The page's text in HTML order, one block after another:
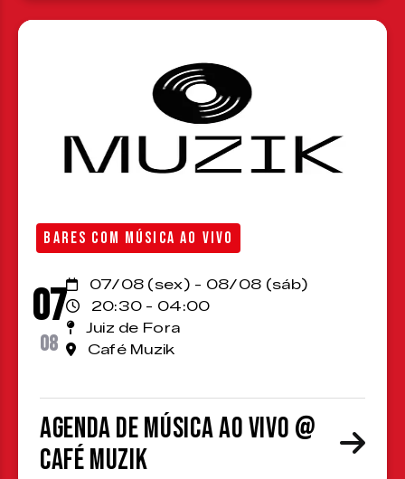
BARES COM MÚSICA AO VIVO
07
08
07/08 (sex) - 08/08 (sáb)
20:30 - 04:00
Juiz de Fora
Café Muzik
Agenda de Música ao Vivo @
Café Muzik